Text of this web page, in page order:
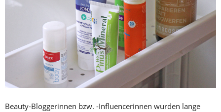
Beauty-Bloggerinnen bzw. -Influencerinnen wurden lange